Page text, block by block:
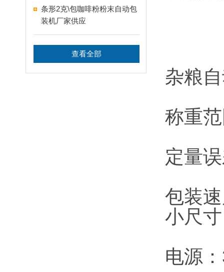
条形2克\包咖啡粉粉末自动包
装机厂家供应
查看全部
杂粮
称重
定量
包装
小尺
电源